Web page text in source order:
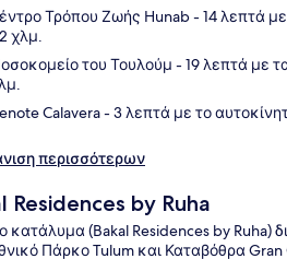
Τρόπου Ζωής Hunab- 14 λεπτά
χλμ.
του Τουλούμ - 19 λεπτά με
Calavera- 3 λεπτά με το
περισσότερων
Residences by Ruha
κατάλυμα (Bakal Residences by Ruha)
Πάρκο Tulum και Καταβόθρα